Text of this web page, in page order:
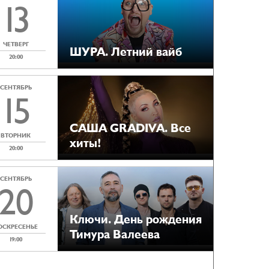
13
ЧЕТВЕРГ
20:00
ШУРА. Летний вайб
СЕНТЯБРЬ
15
ВТОРНИК
20:00
САША GRADIVA. Все
хиты!
СЕНТЯБРЬ
19:00
Ключи. День рождения
Тимура Валеева